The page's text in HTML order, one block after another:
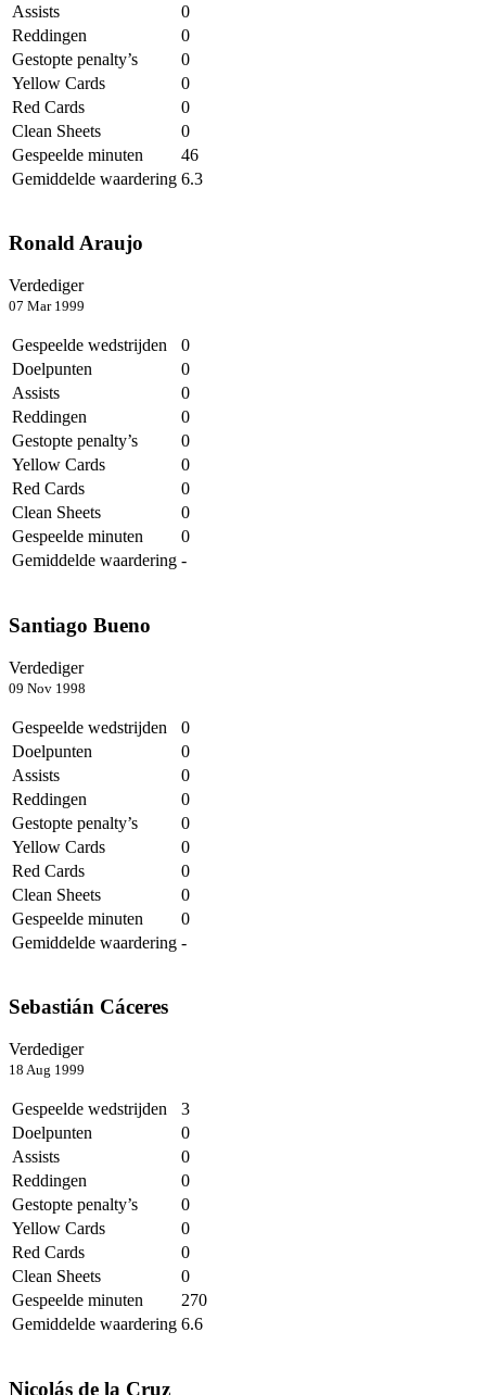
Assists
0
Reddingen
0
Gestopte penalty’s
0
Yellow Cards
0
Red Cards
0
Clean Sheets
0
Gespeelde minuten
46
Gemiddelde waardering 6.3
Ronald Araujo
Verdediger
07 Mar 1999
Gespeelde wedstrijden
0
Doelpunten
0
Assists
0
Reddingen
0
Gestopte penalty’s
0
Yellow Cards
0
Red Cards
0
Clean Sheets
0
Gespeelde minuten
0
Gemiddelde waardering -
Santiago Bueno
Verdediger
09 Nov 1998
Gespeelde wedstrijden
0
Doelpunten
0
Assists
0
Reddingen
0
Gestopte penalty’s
0
Yellow Cards
0
Red Cards
0
Clean Sheets
0
Gespeelde minuten
0
Gemiddelde waardering -
Sebastián Cáceres
Verdediger
18 Aug 1999
Gespeelde wedstrijden
3
Doelpunten
0
Assists
0
Reddingen
0
Gestopte penalty’s
0
Yellow Cards
0
Red Cards
0
Clean Sheets
0
Gespeelde minuten
270
Gemiddelde waardering 6.6
Nicolás de la Cruz